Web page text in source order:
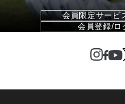
会員限定サービ
会員登録/ロ